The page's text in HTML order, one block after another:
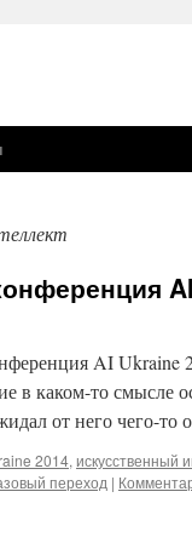
AI Ukraine
в каком-то смысле
от него чего-
2014, искусственный
переход |